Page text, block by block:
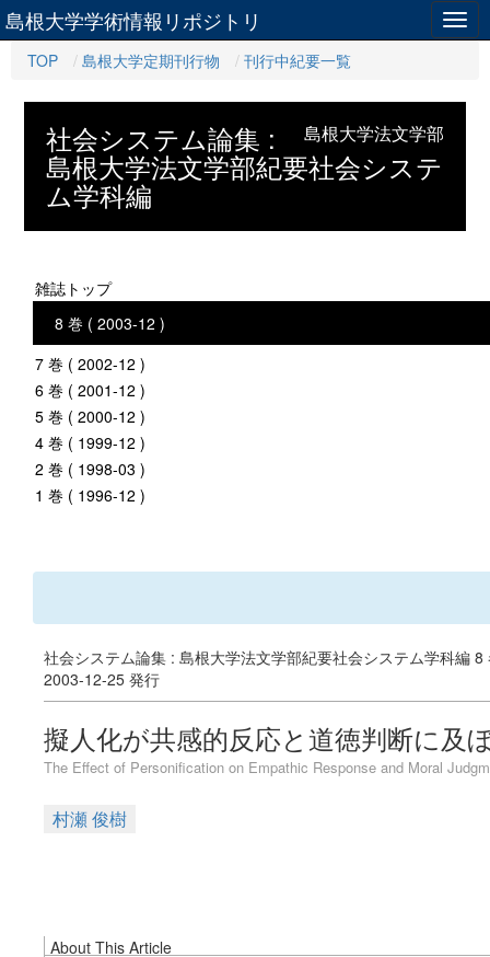
島根大学学術情報リポジトリ
TOP 島根大学定期刊行物 刊行中紀要一覧
島根大学法文学部
社会システム論集 :
島根大学法文学部紀要社会システ
ム学科編
雑誌トップ
8 巻 ( 2003-12 )
7 巻 ( 2002-12 )
6 巻 ( 2001-12 )
5 巻 ( 2000-12 )
4 巻 ( 1999-12 )
2 巻 ( 1998-03 )
1 巻 ( 1996-12 )
社会システム論集 : 島根大学法文学部紀要社会システム学科編 8
2003-12-25 発行
擬人化が共感的反応と道徳判断に及
The Effect of Personification on Empathic Response and Moral
村瀬 俊樹
About This Article